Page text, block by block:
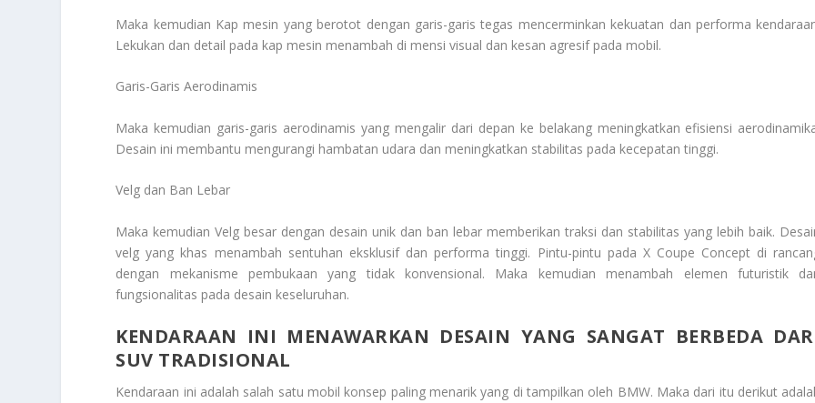
Maka kemudian Kap mesin yang berotot dengan garis-garis tegas mencerminkan kekuatan dan performa
Lekukan dan detail pada kap mesin menambah di mensi visual dan kesan agresif pada mobil.
Garis-Garis Aerodinamis
Maka kemudian garis-garis aerodinamis yang mengalir dari depan ke belakang meningkatkan efisiensi
Desain ini membantu mengurangi hambatan udara dan meningkatkan stabilitas pada kecepatan tinggi.
Velg dan Ban Lebar
Maka kemudian Velg besar dengan desain unik dan ban lebar memberikan traksi dan stabilitas yang lebih baik.
velg yang khas menambah sentuhan eksklusif dan performa tinggi. Pintu-pintu pada X Coupe Concept di
dengan mekanisme pembukaan yang tidak konvensional. Maka kemudian menambah elemen futuristik
fungsionalitas pada desain keseluruhan.
KENDARAAN INI MENAWARKAN DESAIN YANG SANGAT BERBEDA
SUV TRADISIONAL
Kendaraan ini adalah salah satu mobil konsep paling menarik yang di tampilkan oleh BMW. Maka dari itu derikut